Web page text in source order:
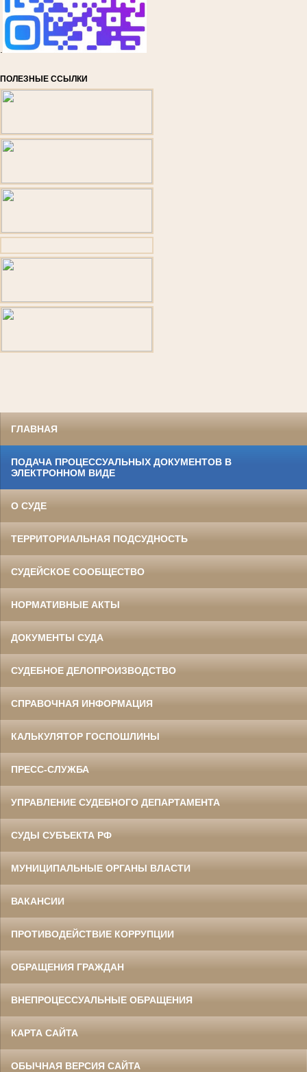
ПОЛЕЗНЫЕ ССЫЛКИ
ГЛАВНАЯ
ПОДАЧА ПРОЦЕССУАЛЬНЫХ ДОКУМЕНТОВ В
ЭЛЕКТРОННОМ ВИДЕ
О СУДЕ
ТЕРРИТОРИАЛЬНАЯ ПОДСУДНОСТЬ
СУДЕЙСКОЕ СООБЩЕСТВО
НОРМАТИВНЫЕ АКТЫ
ДОКУМЕНТЫ СУДА
СУДЕБНОЕ ДЕЛОПРОИЗВОДСТВО
СПРАВОЧНАЯ ИНФОРМАЦИЯ
КАЛЬКУЛЯТОР ГОСПОШЛИНЫ
ПРЕСС-СЛУЖБА
УПРАВЛЕНИЕ СУДЕБНОГО ДЕПАРТАМЕНТА
СУДЫ СУБЪЕКТА РФ
МУНИЦИПАЛЬНЫЕ ОРГАНЫ ВЛАСТИ
ВАКАНСИИ
ПРОТИВОДЕЙСТВИЕ КОРРУПЦИИ
ОБРАЩЕНИЯ ГРАЖДАН
ВНЕПРОЦЕССУАЛЬНЫЕ ОБРАЩЕНИЯ
КАРТА САЙТА
ОБЫЧНАЯ ВЕРСИЯ САЙТА